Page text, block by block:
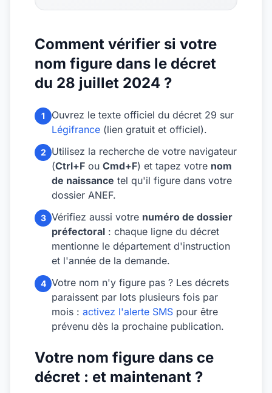
Comment vérifier si votre
nom figure dans le décret
du 28 juillet 2024 ?
1
Ouvrez le texte officiel du décret 29 sur
Légifrance (lien gratuit et officiel).
2
Utilisez la recherche de votre navigateur
(Ctrl+F ou Cmd+F) et tapez votre nom
de naissance tel qu'il figure dans votre
dossier ANEF.
3 Vérifiez aussi votre numéro de dossier
préfectoral : chaque ligne du décret
mentionne le département d'instruction
et l'année de la demande.
4 Votre nom n'y figure pas ? Les décrets
paraissent par lots plusieurs fois par
mois : activez l'alerte SMS pour être
prévenu dès la prochaine publication.
Votre nom figure dans ce
décret : et maintenant ?